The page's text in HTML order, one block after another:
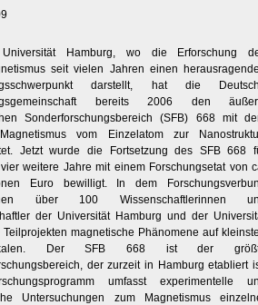
Hamburg, wo die Erforschung
seit vielen Jahren einen
darstellt, hat die
bereits 2006 den
Sonderforschungsbereich (SFB) 668 mit
vom Einzelatom zur
Jetzt wurde die Fortsetzung des SFB 668
weitere Jahre mit einem Forschungsetat von
Euro bewilligt. In dem
über 100 Wissenschaftlerinnen
der Universität Hamburg und der
Teilprojekten magnetische Phänomene auf
Der SFB 668 ist der
der zurzeit in Hamburg etabliert
umfasst experimentelle
Untersuchungen zum Magnetismus